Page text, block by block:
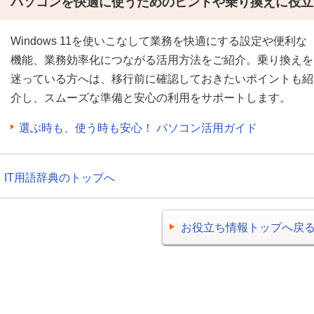
Windows 11を使いこなして業務を快適にする設定や便利な
機能、業務効率化につながる活用方法をご紹介。乗り換えを
迷っている方へは、移行前に確認しておきたいポイントも紹
介し、スムーズな準備と安心の利用をサポートします。
選ぶ時も、使う時も安心！ パソコン活用ガイド
IT用語辞典のトップへ
お役立ち情報トップへ戻